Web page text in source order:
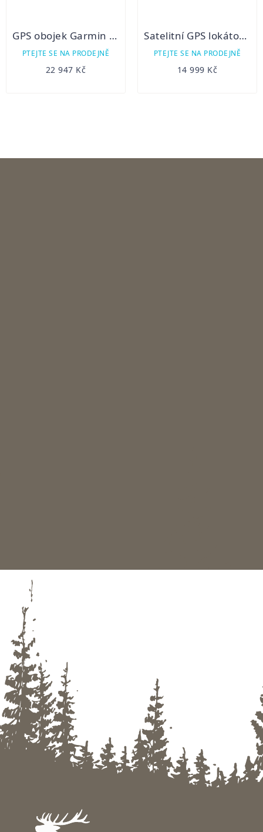
GPS obojek Garmin Alpha 100 + T5(mini) + CZ/EU TOPO
PTEJTE SE NA PRODEJNĚ
22 947 Kč
Satelitní GPS lokátor Dogtrace DOG GPS X22 sada pro dva psy - Oranžový
PTEJTE SE NA PRODEJNĚ
14 999 Kč
Zápatí